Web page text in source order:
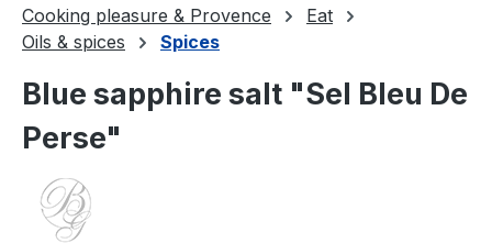
Cooking pleasure & Provence
Eat
Oils & spices
Spices
Blue sapphire salt "Sel Bleu De
Perse"